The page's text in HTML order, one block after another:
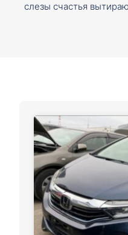
слезы счастья